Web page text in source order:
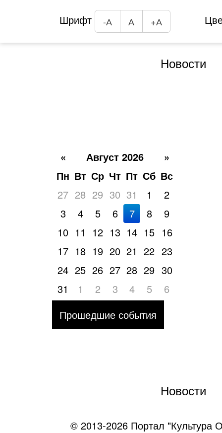
Шрифт -А А +А
Новости
« Август 2026
»
Пн Вт Ср Чт Пт Сб Вс
27 28 29 30 31 1
2
3
4 5 6 7 8
9
10 11 12 13 14 15 16
17 18 19 20 21 22 23
24 25 26 27 28 29 30
31
1 2 3 4 5
6
Прошедшие события
Новости
© 2013-2026 Портал "Культура